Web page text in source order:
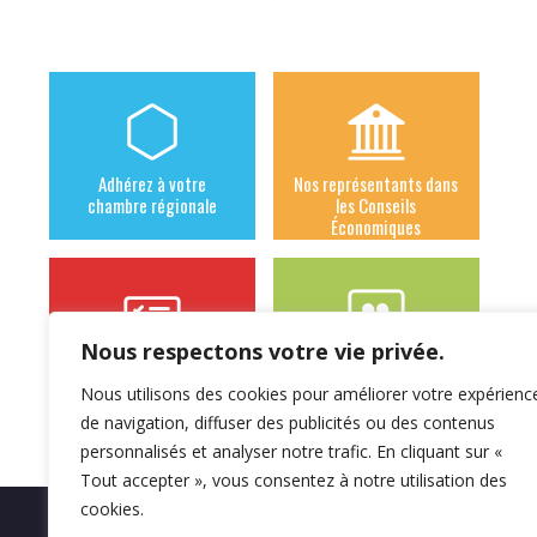
Nous respectons votre vie privée.
Nous utilisons des cookies pour améliorer votre
de navigation, diffuser des publicités ou des contenus
personnalisés et analyser notre trafic. En cliquant sur «
Tout accepter », vous consentez à notre utilisation des
cookies.
Adhérez à votre
chambre régionale
Nos représentants dans
les Conseils
Économiques
Les syndicats
adhérents
Notre actu à la sécurité
sociale des
indépendants